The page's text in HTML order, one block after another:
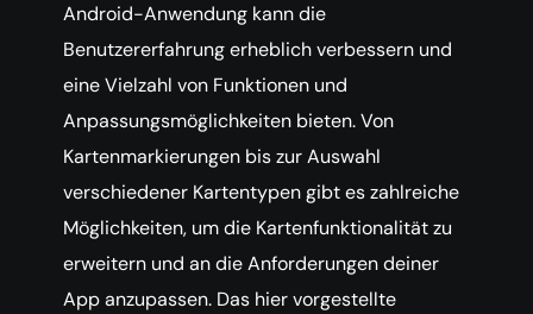
Android-Anwendung kann die
Benutzererfahrung erheblich verbessern und
eine Vielzahl von Funktionen und
Anpassungsmöglichkeiten bieten. Von
Kartenmarkierungen bis zur Auswahl
verschiedener Kartentypen gibt es zahlreiche
Möglichkeiten, um die Kartenfunktionalität zu
erweitern und an die Anforderungen deiner
App anzupassen. Das hier vorgestellte